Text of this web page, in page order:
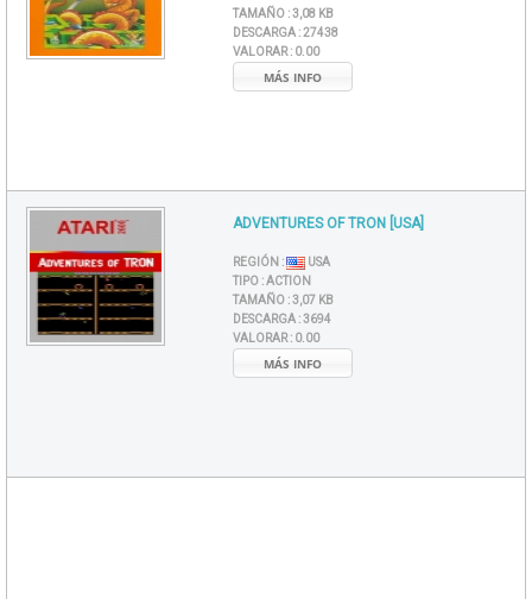
TAMAÑO :3,08 KB
DESCARGA :27438
VALORAR : 0.00
MÁS INFO
ADVENTURES OF TRON [USA]
REGIÓN :
USA
TIPO :ACTION
TAMAÑO :3,07 KB
DESCARGA :3694
VALORAR : 0.00
MÁS INFO